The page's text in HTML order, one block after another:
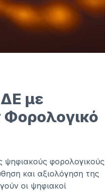
με
Φορολογικό
φορολογικούς
και αξιολόγηση της
οι ψηφιακοί